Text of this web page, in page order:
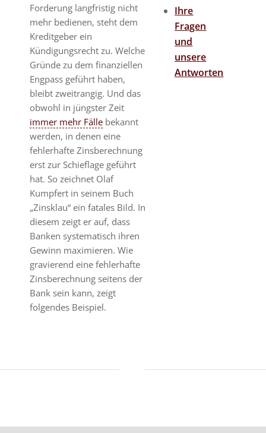
Forderung langfristig nicht
mehr bedienen, steht dem
Kreditgeber ein
Kündigungsrecht zu. Welche
Gründe zu dem finanziellen
Engpass geführt haben,
bleibt zweitrangig. Und das
obwohl in jüngster Zeit
immer mehr Fälle bekannt
werden, in denen eine
fehlerhafte Zinsberechnung
erst zur Schieflage geführt
hat. So zeichnet Olaf
Kumpfert in seinem Buch
„Zinsklau“ ein fatales Bild. In
diesem zeigt er auf, dass
Banken systematisch ihren
Gewinn maximieren. Wie
gravierend eine fehlerhafte
Zinsberechnung seitens der
Bank sein kann, zeigt
folgendes Beispiel.
Ihre
Fragen
und
unsere
Antworten